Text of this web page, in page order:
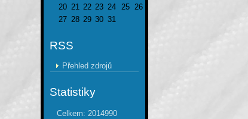
20 21 22 23 24 25 26
27 28 29 30 31
RSS
Přehled zdrojů
Statistiky
Celkem: 2014990